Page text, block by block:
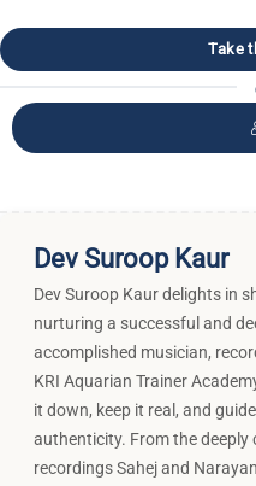
Dev Suroop Kaur
Dev Suroop Kaur delights in
nurturing a successful and
accomplished musician,
KRI Aquarian Trainer
it down, keep it real, and
authenticity. From the
recordings Sahej and